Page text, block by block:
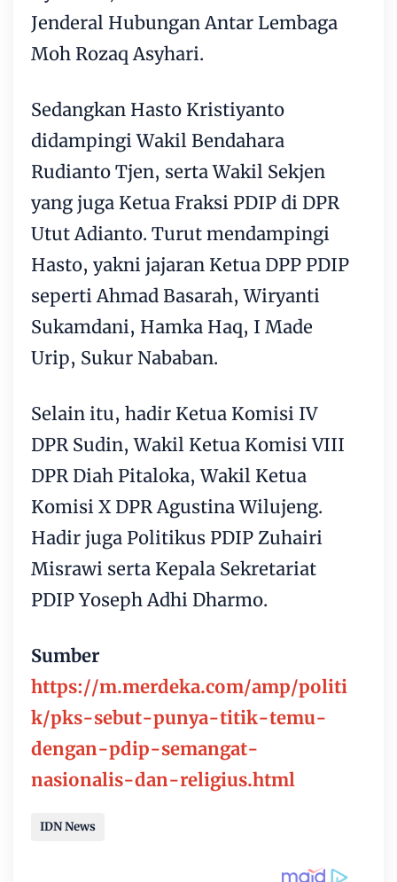
Jenderal Hubungan Antar Lembaga
Moh Rozaq Asyhari.
Sedangkan Hasto Kristiyanto
didampingi Wakil Bendahara
Rudianto Tjen, serta Wakil Sekjen
yang juga Ketua Fraksi PDIP di DPR
Utut Adianto. Turut mendampingi
Hasto, yakni jajaran Ketua DPP PDIP
seperti Ahmad Basarah, Wiryanti
Sukamdani, Hamka Haq, I Made
Urip, Sukur Nababan.
Selain itu, hadir Ketua Komisi IV
DPR Sudin, Wakil Ketua Komisi VIII
DPR Diah Pitaloka, Wakil Ketua
Komisi X DPR Agustina Wilujeng.
Hadir juga Politikus PDIP Zuhairi
Misrawi serta Kepala Sekretariat
PDIP Yoseph Adhi Dharmo.
Sumber
https://m.merdeka.com/amp/politi
k/pks-sebut-punya-titik-temu-
dengan-pdip-semangat-
nasionalis-dan-religius.html
IDN News